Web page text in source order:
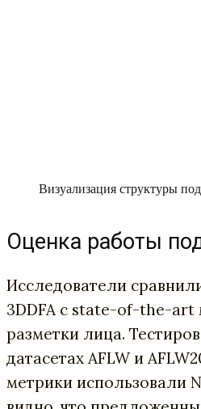
Визуализация структуры
Оценка работы
Исследователи
3DDFA с state-of-the-art
разметки лица.
датасетах AFLW и
метрики использовали